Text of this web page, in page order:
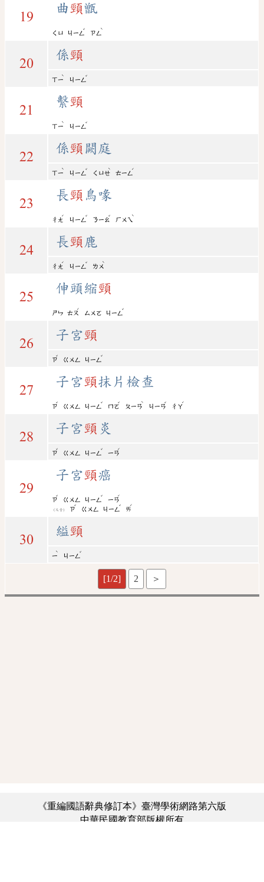
19
曲頸甑
ㄑㄩ ㄐㄧㄥ
ˇ
ㄗㄥ
ˋ
20
係頸
ㄒㄧ
ˋ
ㄐㄧㄥ
ˇ
21
繫頸
ㄒㄧ
ˋ
ㄐㄧㄥ
ˇ
22
係頸 闕庭
ㄒㄧ
ˋ
ㄐㄧㄥ
ˇ
ㄑㄩㄝ
ˋ
ㄊㄧㄥ
ˊ
23
長頸 鳥喙
ㄔㄤ
ˊ
ㄐㄧㄥ
ˇ
ㄋㄧㄠ
ˇ
ㄏㄨㄟ
ˋ
24
長頸 鹿
ㄔㄤ
ˊ
ㄐㄧㄥ
ˇ
ㄌㄨ
ˋ
25
伸頭縮頸
ㄕㄣ ㄊㄡ
ˊ
ㄙㄨㄛ ㄐㄧㄥ
ˇ
26
子宮頸
ㄗ
ˇ
ㄍㄨㄥ ㄐㄧㄥ
ˇ
27
子宮頸抹片檢查
ㄗ
ˇ
ㄍㄨㄥ ㄐㄧㄥ
ˇ
ㄇㄛ
ˇ
ㄆㄧㄢ
ˋ
ㄐㄧㄢ
ˇ
ㄔㄚ
ˊ
28
子宮頸 炎
ㄗ
ˇ
ㄍㄨㄥ ㄐㄧㄥ
ˇ
ㄧㄢ
ˊ
29
子宮頸癌
ㄗ
ˇ
ㄍㄨㄥ ㄐㄧㄥ
ˇ
ㄧㄢ
ˊ
(又音) ㄗ
ˇ
ㄍㄨㄥ ㄐㄧㄥ
ˇ
ㄞ
ˊ
30
縊頸
ㄧ
ˋ
ㄐㄧㄥ
ˇ
[1/2] 2 ＞
《重編國語辭典修訂本》臺灣學術網路第六版
中華民國教育部版權所有